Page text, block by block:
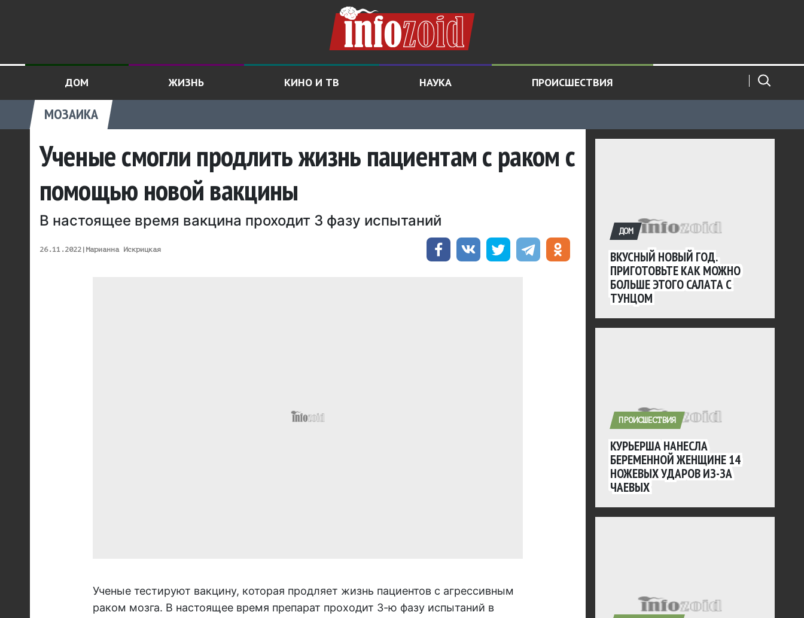
ДОМ ЖИЗНЬ КИНО И ТВ НАУКА ПРОИСШЕСТВИЯ
МОЗАИКА
Ученые смогли продлить жизнь пациентам с раком с
помощью новой вакцины
В настоящее время вакцина проходит 3 фазу испытаний
26.11.2022| Марианна Искрицкая
Ученые тестируют вакцину, которая продляет жизнь пациентов с агрессивным
раком мозга. В настоящее время препарат проходит 3-ю фазу испытаний в
ДОМ
ВКУСНЫЙ НОВЫЙ ГОД.
ПРИГОТОВЬТЕ КАК МОЖНО
БОЛЬШЕ ЭТОГО САЛАТА С
ТУНЦОМ
ПРОИСШЕСТВИЯ
КУРЬЕРША НАНЕСЛА
БЕРЕМЕННОЙ ЖЕНЩИНЕ 14
НОЖЕВЫХ УДАРОВ ИЗ-ЗА
ЧАЕВЫХ